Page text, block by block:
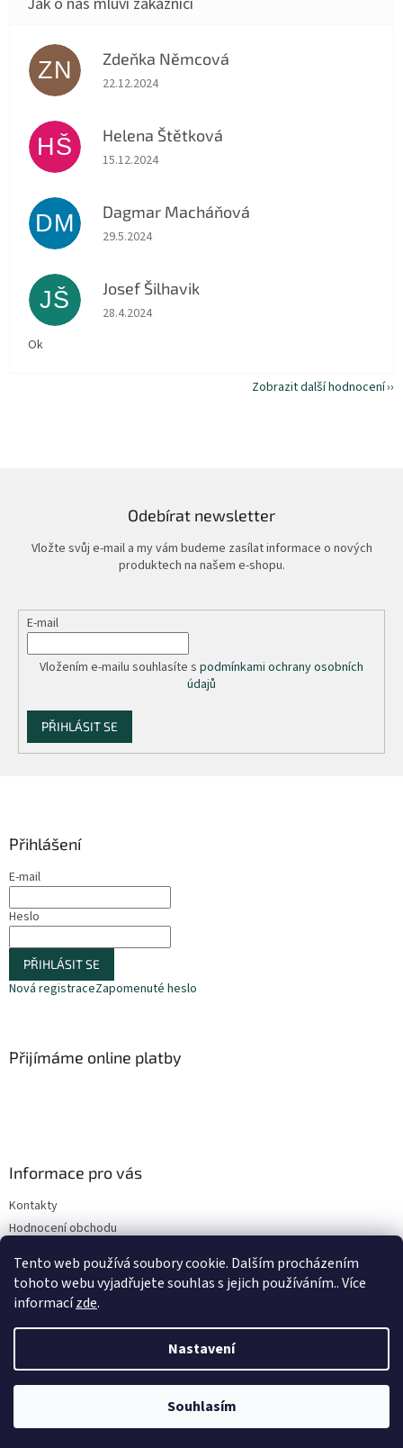
Tento web používá soubory cookie. Dalším procházením
tohoto webu vyjadřujete souhlas s jejich používáním.. Více
informacízde.
Nastavení
Souhlasím
ZN Zdeňka Němcová
Hodnocení obchodu je 5 z 5 hvězdiček.
22.12.2024
HŠ Helena Štětková
Hodnocení obchodu je 5 z 5 hvězdiček.
15.12.2024
DM Dagmar Macháňová
Hodnocení obchodu je 5 z 5 hvězdiček.
29.5.2024
JŠ Josef Šilhavik
Hodnocení obchodu je 5 z 5 hvězdiček.
28.4.2024
Ok
Zobrazit další hodnocení
Odebírat newsletter
Vložte svůj e-mail a my vám budeme zasílat informace o nových
produktech na našem e-shopu.
E-mail
Vložením e-mailu souhlasíte s podmínkami ochrany osobních
údajů
PŘIHLÁSIT SE
Přihlášení
E-mail
Heslo
PŘIHLÁSIT SE
Nová registraceZapomenuté heslo
Přijímáme online platby
Informace pro vás
Kontakty
Hodnocení obchodu
Podmínky ochrany osobních údajů
Vytvořil Shoptet
BioLifePlus.cz. Všechna práva vyhrazena.